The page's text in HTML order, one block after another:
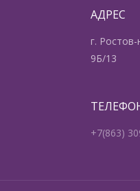
АДРЕС
г.
9Б/13
+7(863)